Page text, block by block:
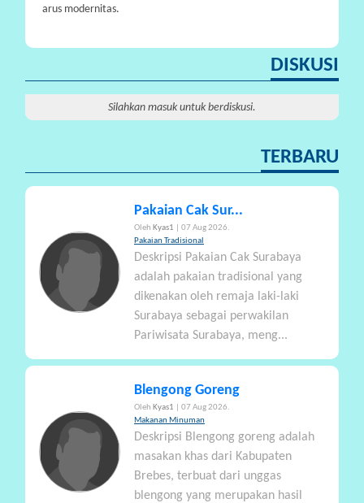
arus modernitas.
DISKUSI
Silahkan masuk untuk berdiskusi.
TERBARU
Pakaian Cak Sur...
Oleh Kyas1
| 07 Aug 2026.
Pakaian Tradisional
Deskripsi Pakaian Cak Surabaya
adalah pakaian tradisional yang
dikenakan oleh remaja laki-laki
Surabaya sebagai perwakilan
Pariwisata Surabaya, meng...
Blengong Goreng
Oleh Kyas1
| 07 Aug 2026.
Makanan Minuman
Deskripsi Blengong goreng adalah
masakan khas dari Kabupaten
Brebes, terbuat dari unggas
blengong yang merupakan hasil